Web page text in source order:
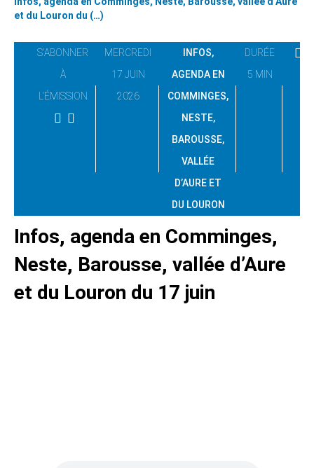
et du Louron du (…)
S'ABONNER
À
L'ÉMISSION
MERCREDI
17 JUIN
2026
INFOS,
AGENDA EN
COMMINGES,
NESTE,
BAROUSSE,
VALLÉE
D’AURE ET
DU LOURON
DURÉE
5 MIN
Infos, agenda en Comminges,
Neste, Barousse, vallée d’Aure
et du Louron du 17 juin